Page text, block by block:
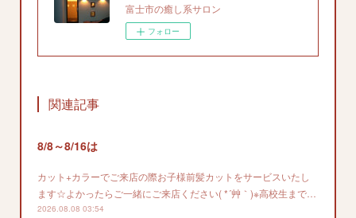
富士市の癒し系サロン
フォロー
関連記事
8/8～8/16は
カット+カラーでご来店の際お子様前髪カットをサービスいたし
ます☆よかったらご一緒にご来店ください( *´艸｀)※高校生まで…
2026.08.08 03:54